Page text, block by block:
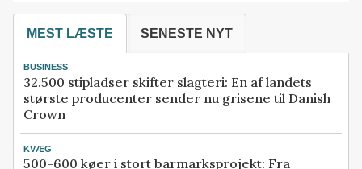
MEST LÆSTE SENESTE NYT
BUSINESS
32.500 stipladser skifter slagteri: En af landets
største producenter sender nu grisene til Danish
Crown
KVÆG
500-600 køer i stort barmarksprojekt: Fra